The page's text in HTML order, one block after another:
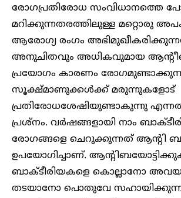
രോഗപ്രതിരോധ സംവിധാനത്തെ
മറിക്കുന്നതരത്തിലുള്ള മറ്റൊരു
ആരോഗ്യ രംഗം
അനുചിതവും അധികവുമായ
പ്രയോഗം കാരണം
സൂക്ഷ്മാണുക്കൾക്ക് മരുന്നുകളോട്
പ്രതിരോധശേഷിയുണ്ടാകുന്നു
പ്രശ്നം. വർഷങ്ങളായി നാം
രോഗങ്ങളെ ചെറുക്കുന്നത് ആന്റി
ഉപയോഗിച്ചാണ്.
ബാക്ടീരിയകളെ കൊല്ലാനോ
തടയാനോ പൊതുവേ